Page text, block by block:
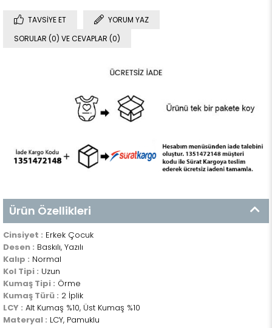
TAVSIYE ET
YORUM YAZ
SORULAR (0) VE CEVAPLAR (0)
Ürün Özellikleri
Cinsiyet : Erkek Çocuk
Desen : Baskılı, Yazılı
Kalıp : Normal
Kol Tipi : Uzun
Kumaş Tipi : Örme
Kumaş Türü : 2 İplik
LCY : Alt Kumaş %10, Üst Kumaş %10
Materyal : LCY, Pamuklu